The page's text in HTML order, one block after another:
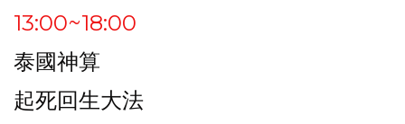
13:00~18:00
泰國神算
起死回生大法